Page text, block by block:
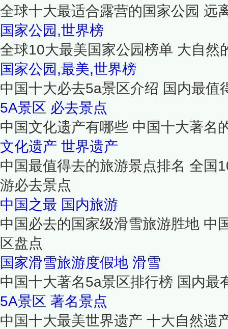
全球十大最适合露营的国家公园 远
国家公园,世界榜
全球10大最美国家公园榜单 大自然
国家公园,最美,世界榜
中国十大必去5a景区介绍 国内最值
5A景区 必去景点
中国文化遗产有哪些 中国十大著名
文化遗产 世界遗产
中国最值得去的旅游景点排名 全国
游必去景点
中国之最 国内旅游
中国必去的国家级滑雪旅游胜地 中
区盘点
国家滑雪旅游度假地 滑雪
中国十大著名5a景区排行榜 国内最
5A景区 著名景点
中国十大最美世界遗产 十大自然遗